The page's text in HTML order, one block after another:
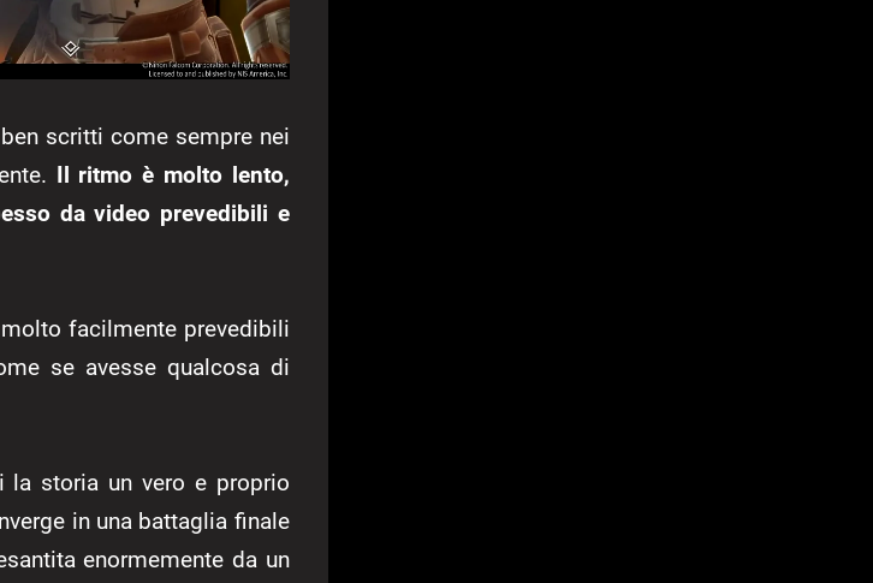
scritti come sempre nei
Il ritmo è molto lento,
da video prevedibili e
facilmente prevedibili
se avesse qualcosa di
la storia un vero e proprio
in una battaglia finale
enormemente da un